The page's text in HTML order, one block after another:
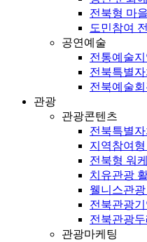
전북형 마
도민참여
공연예술
전통예술
전북특별
전북예술
관광
관광콘텐츠
전북특별자
지역참여
전북형 워
치유관광
웰니스관
전북관광
전북관광
관광마케팅